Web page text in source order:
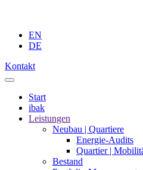
EN
DE
Kontakt
Start
ibak
Leistungen
Neubau | Quartiere
Energie-Audits
Quartier |
Bestand